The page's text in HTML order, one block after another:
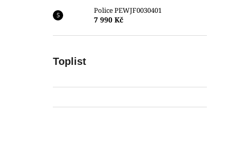
Police PEWJF0030401
7 990 Kč
Toplist